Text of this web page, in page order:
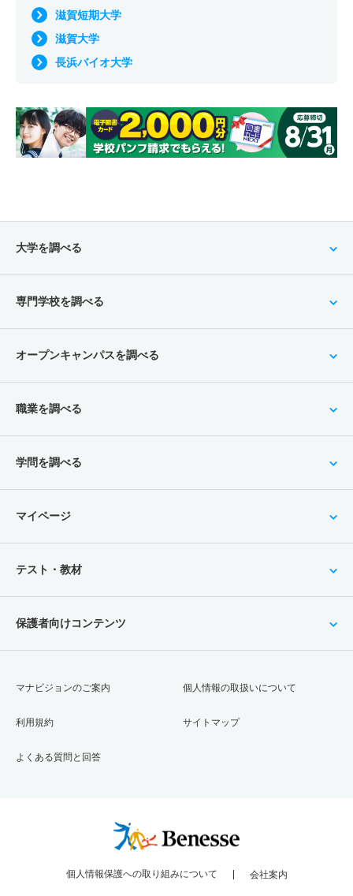
滋賀短期大学
滋賀大学
長浜バイオ大学
大学を調べる
専門学校を調べる
オープンキャンパスを調べる
職業を調べる
学問を調べる
マイページ
テスト・教材
保護者向けコンテンツ
マナビジョンのご案内
利用規約
よくある質問と回答
個人情報の取扱いについて
サイトマップ
個人情報保護への取り組みについて 会社案内